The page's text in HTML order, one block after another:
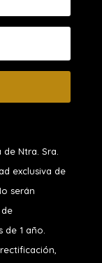
Ntra. Sra.
exclusiva de
serán
1 año.